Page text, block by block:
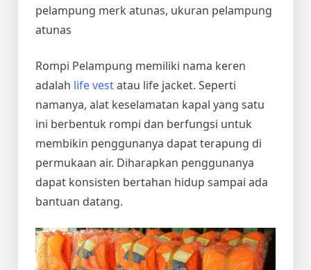
pelampung merk atunas, ukuran pelampung
atunas
Rompi Pelampung memiliki nama keren
adalah life vestatau life jacket. Seperti
namanya, alat keselamatan kapal yang satu
ini berbentuk rompi dan berfungsi untuk
membikin penggunanya dapat terapung di
permukaan air. Diharapkan penggunanya
dapat konsisten bertahan hidup sampai ada
bantuan datang.